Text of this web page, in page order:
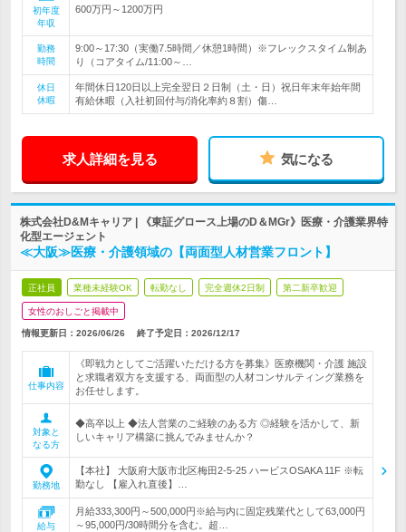
初年度
年収
600万円～1200万円
勤務
時間
9:00～17:30（実働7.5時間／休憩1時間）※フレックスタイム制あ
り（コアタイム/11:00～…
休日
休暇
年間休日120日以上完全翌日２日制（土・日）祝日年末年始年間
有給休暇（入社初回付与/消化率約８割）傷…
求人詳細を見る 気になる
株式会社D&Mキャリア | 《東証グロース上場のD＆MGr》医療・介護業界特
化型エージェント
≪大阪≫医療・介護領域の【両面型人材営業フロント】
正社員 業種未経験OK 転勤なし 完全週休2日制 第二新卒歓迎
女性のおしごと掲載中
情報更新日：2026/06/26 終了予定日： 2026/12/17
仕事内容
《即戦力としてご活躍いただける方を募集》医療機関・介護 施設
と求職者双方を支援する、両面型の人材コンサルティング業務を
お任せします。
対象と
なる方
◆高卒以上 ◆法人営業のご経験のある方 ◎経験を活かして、新
しいキャリア構築に挑んでみませんか？
勤務地
【本社】 大阪府大阪市北区梅田2-5-25 ハービスOSAKA 11F ※転
勤なし 【雇入れ直後】…
給与
月給333,300円～500,000円※給与内に固定残業代として63,000円
～95,000円/30時間分を含む。超…